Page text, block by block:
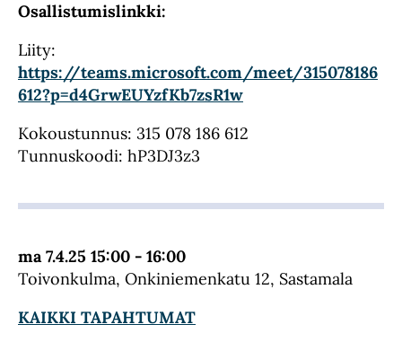
Osallistumislinkki:
Liity:
https://teams.microsoft.com/meet/315078186
612?p=d4GrwEUYzfKb7zsR1w
Kokoustunnus: 315 078 186 612
Tunnuskoodi: hP3DJ3z3
ma 7.4.25 15:00 - 16:00
Toivonkulma, Onkiniemenkatu 12, Sastamala
KAIKKI TAPAHTUMAT